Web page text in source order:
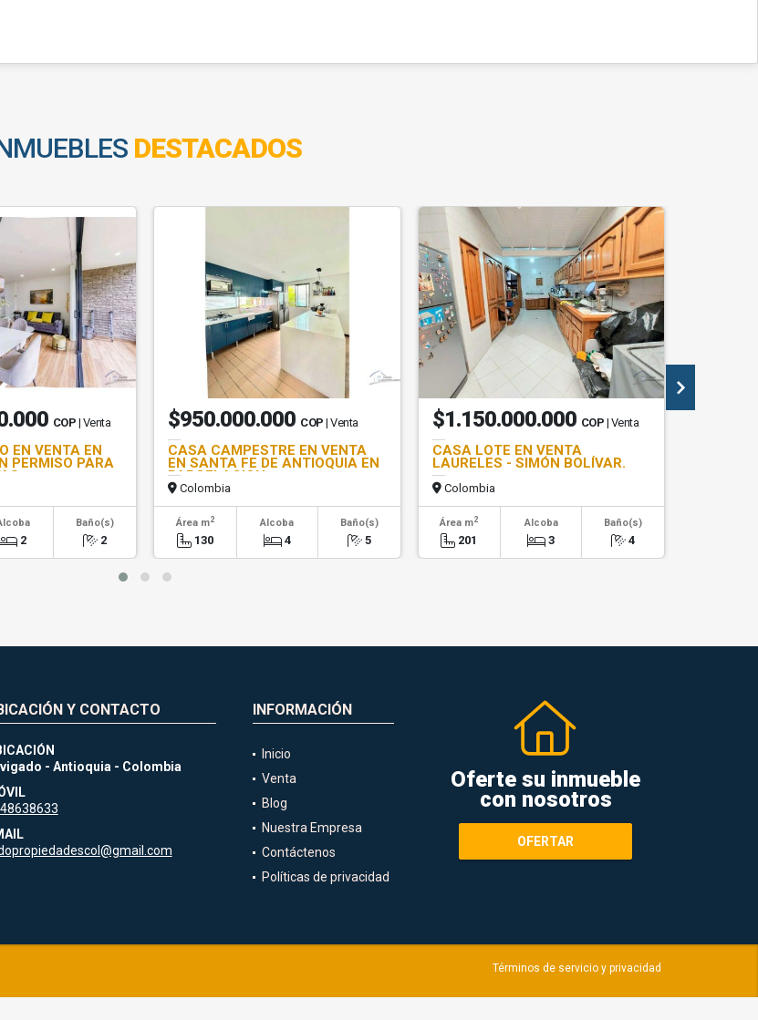
DESTACADOS
COP | Venta
EN VENTA EN
PERMISO PARA
2
Baño(s)
2
$950.000.000 COP | Venta
CASA CAMPESTRE EN VENTA
EN SANTA FE DE ANTIOQUIA EN
PARCELACION
Colombia
Área m2
130
Alcoba
4
Baño(s)
5
$1.150.000.000 COP | Venta
CASA LOTE EN VENTA
LAURELES - SIMÓN BOLÍVAR.
Colombia
Área m2
201
Alcoba
3
Baño(s)
4
Y CONTACTO
- Antioquia - Colombia
INFORMACIÓN
Inicio
Venta
Blog
Nuestra Empresa
Contáctenos
Políticas de privacidad
Oferte su inmueble
con nosotros
OFERTAR
Términos de servicio y privacidad